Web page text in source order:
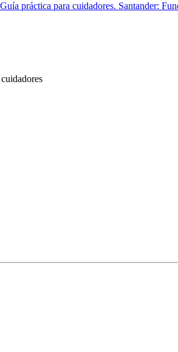
práctica para cuidadores. Santander: